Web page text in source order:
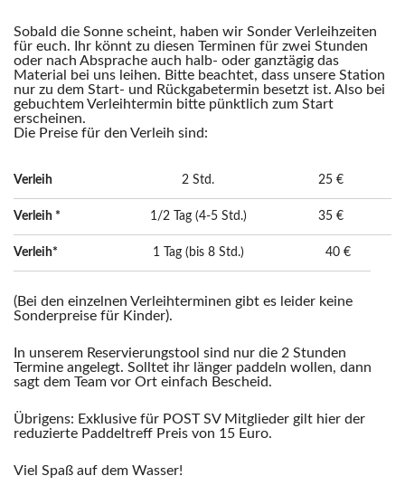
Sobald die Sonne scheint, haben wir Sonder Verleihzeiten
für euch. Ihr könnt zu diesen Terminen für zwei Stunden
oder nach Absprache auch halb- oder ganztägig das
Material bei uns leihen. Bitte beachtet, dass unsere Station
nur zu dem Start- und Rückgabetermin besetzt ist. Also bei
gebuchtem Verleihtermin bitte pünktlich zum Start
erscheinen.
Die Preise für den Verleih sind:
Verleih 2 Std. 25 €
Verleih * 1/2 Tag (4-5 Std.) 35 €
Verleih* 1 Tag (bis 8 Std.) 40 €
(Bei den einzelnen Verleihterminen gibt es leider keine
Sonderpreise für Kinder).
In unserem Reservierungstool sind nur die 2 Stunden
Termine angelegt. Solltet ihr länger paddeln wollen, dann
sagt dem Team vor Ort einfach Bescheid.
Übrigens: Exklusive für POST SV Mitglieder gilt hier der
reduzierte Paddeltreff Preis von 15 Euro.
Viel Spaß auf dem Wasser!